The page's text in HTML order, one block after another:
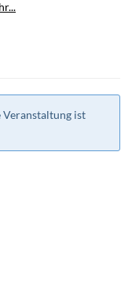
Veranstaltung ist